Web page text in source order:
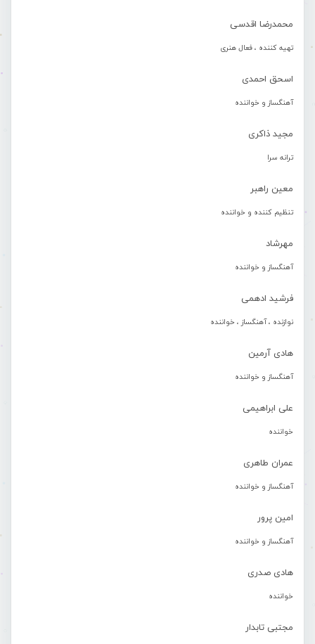
محمدرضا اقدسی
تهیه کننده ، فعال هنری
اسحق احمدی
آهنگساز و خواننده
مجید ذاکری
ترانه سرا
معین راهبر
تنظیم کننده و خواننده
مهرشاد
آهنگساز و خواننده
فرشید ادهمی
نوازنده ، آهنگساز ، خواننده
هادی آرمین
آهنگساز و خواننده
علی ابراهیمی
خواننده
عمران طاهری
آهنگساز و خواننده
امین پرور
آهنگساز و خواننده
هادی صدری
خواننده
مجتبی تابدار